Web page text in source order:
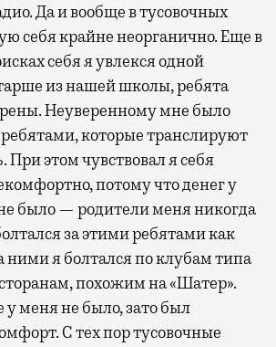
Да и вообще в тусовочных
себя крайне неорганично. Еще в
себя я увлекся одной
из нашей школы, ребята
Неуверенному мне было
которые транслируют
При этом чувствовал я себя
потому что денег у
было — родители меня никогда
за этими ребятами как
ними я болтался по клубам типа
похожим на «Шатер».
у меня не было, зато был
С тех пор тусовочные